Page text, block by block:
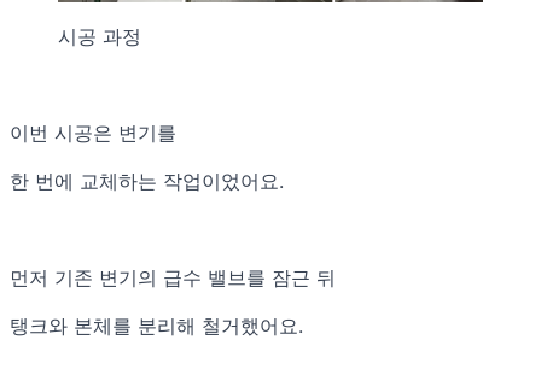
시공 과정
이번 시공은 변기를
한 번에 교체하는 작업이었어요.
먼저 기존 변기의 급수 밸브를 잠근 뒤
탱크와 본체를 분리해 철거했어요.